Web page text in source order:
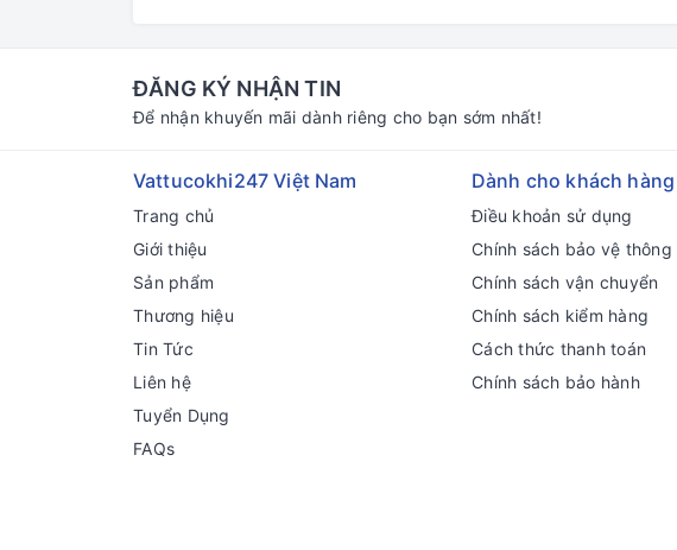
ĐĂNG KÝ NHẬN TIN
Để nhận khuyến mãi dành riêng cho bạn sớm nhất!
Vattucokhi247 Việt Nam
Trang chủ
Giới thiệu
Sản phẩm
Thương hiệu
Tin Tức
Liên hệ
Tuyển Dụng
FAQs
Dành cho khách hàng
Điều khoản sử dụng
Chính sách bảo vệ
Chính sách vận chuyển
Chính sách kiểm hàng
Cách thức thanh toán
Chính sách bảo hành